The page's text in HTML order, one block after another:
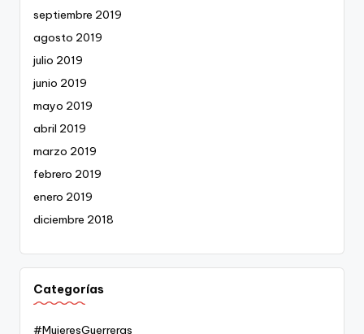
septiembre 2019
agosto 2019
julio 2019
junio 2019
mayo 2019
abril 2019
marzo 2019
febrero 2019
enero 2019
diciembre 2018
Categorías
#MujeresGuerreras